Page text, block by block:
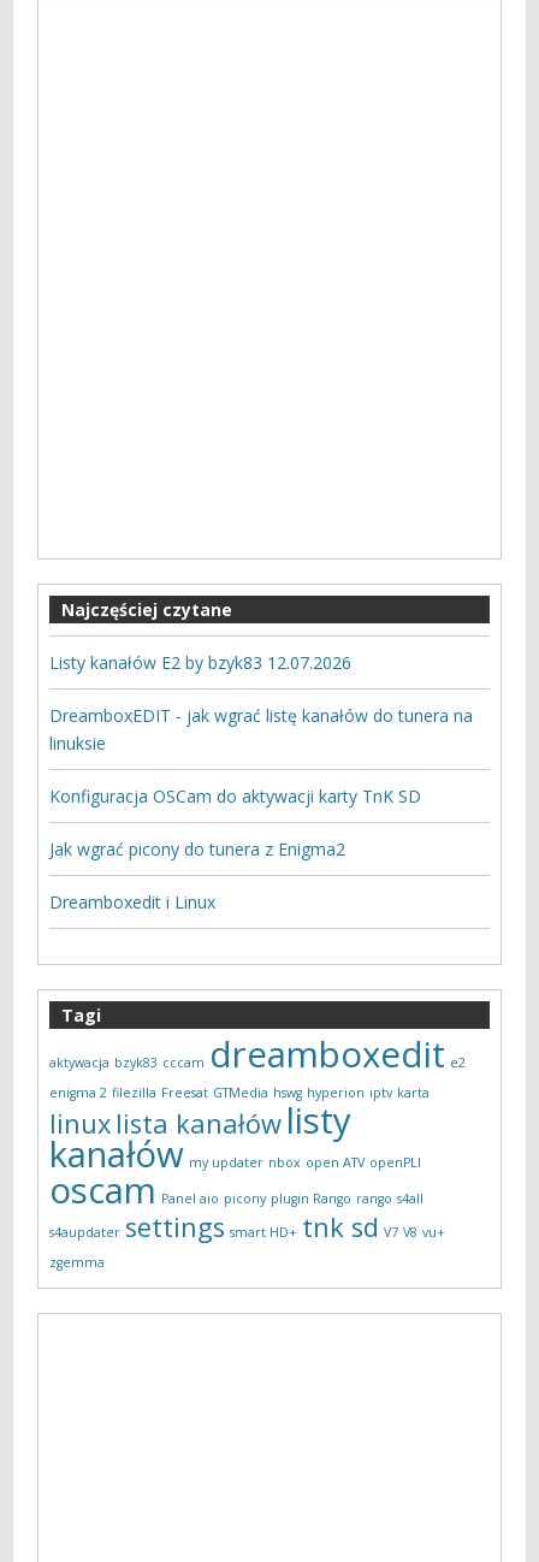
Najczęściej czytane
Listy kanałów E2 by bzyk83 12.07.2026
DreamboxEDIT - jak wgrać listę kanałów do tunera na
linuksie
Konfiguracja OSCam do aktywacji karty TnK SD
Jak wgrać picony do tunera z Enigma2
Dreamboxedit i Linux
Tagi
aktywacja bzyk83 cccam dreamboxedit e2
enigma 2 filezilla Freesat GTMedia hswg hyperion iptv karta
linux lista kanałów listy
kanałów my updater nbox open ATV openPLI
oscam Panel aio picony plugin Rango rango s4all
s4aupdater settings smart HD+ tnk sd V7 V8 vu+
zgemma